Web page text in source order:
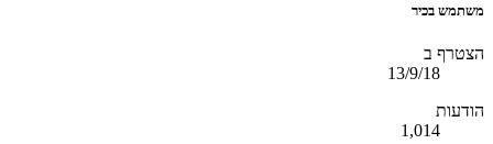
משתמש בכיר
הצטרף ב
13/9/18
הודעות
1,014